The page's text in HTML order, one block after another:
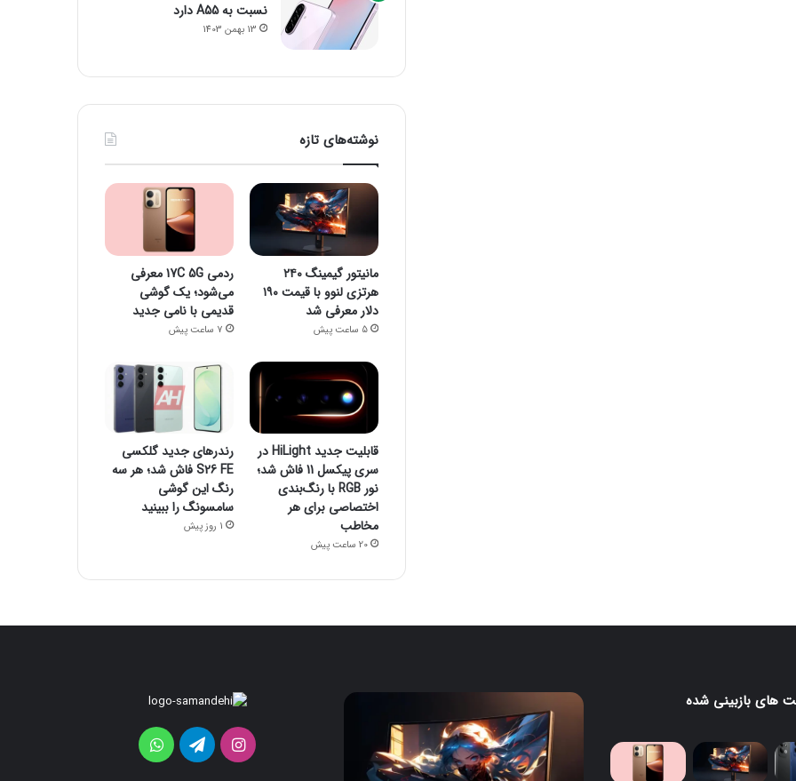
نسبت به A55 دارد
13 بهمن 1403
نوشته‌های تازه
مانیتور گیمینگ ۲۴۰
هرتزی لنوو با قیمت ۱۹۰
دلار معرفی شد
5 ساعت پیش
ردمی 17C 5G معرفی
می‌شود؛ یک گوشی
قدیمی با نامی جدید
7 ساعت پیش
قابلیت جدید HiLight در
سری پیکسل 11 فاش شد؛
نور RGB با رنگ‌بندی
اختصاصی برای هر
مخاطب
20 ساعت پیش
رندرهای جدید گلکسی
S26 FE فاش شد؛ هر سه
رنگ این گوشی
سامسونگ را ببینید
1 روز پیش
های بازبینی شده
مانیتور
گیمینگ
اینستاگرامتلگرام واتس